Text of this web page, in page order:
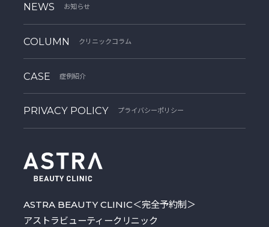
NEWS お知らせ
COLUMN クリニックコラム
CASE 症例紹介
PRIVACY POLICY プライバシーポリシー
ASTRA BEAUTY CLINIC＜完全予約制＞
アストラビューティークリニック